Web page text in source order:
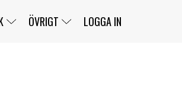
ÖVRIGT LOGGA IN